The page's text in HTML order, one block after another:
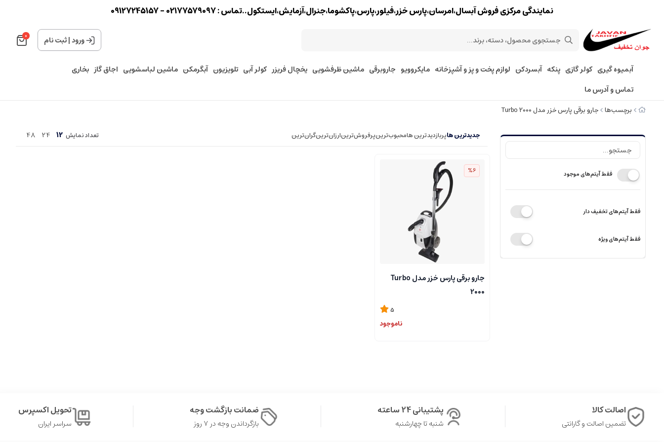
نمایندگی مرکزی فروش آبسال،امرسان،پارس خزر،فیلور،پارس،پاکشوما،جنرال،آزمایش،ایستکول..تماس : 02177579097 - 09127245157
ورود|ثبت نام 0
آبمیوه گیری کولر گازی پنکه آبسردکن لوازم پخت و پز و آشپزخانه مایکروویو جاروبرقی ماشین ظرفشویی یخچال فریزر کولر آبی تلویزیون آبگرمکن ماشین لباسشویی اجاق گاز بخاری
تماس و آدرس ما
برچسب‌ها جارو برقی پارس خزر مدل Turbo 2000
فقط آیتم‌های موجود
فقط آیتم‌های تخفیف دار
فقط آیتم‌های ویژه
جدیدترین هاپربازدیدترین هامحبوب‌‌ترینپرفروش‌ترینارزان‌ترینگران‌ترین تعداد نمایش 12
24
48
%6
جارو برقی پارس خزر مدل Turbo
2000
5
ناموجود
اصالت کالا
تضمین اصالت و گارانتی
پشتیبانی 24 ساعته
شنبه تا چهارشنبه
ضمانت بازگشت وجه
بازگرداندن وجه در ۷ روز
تحویل اکسپرس
سراسر ایران